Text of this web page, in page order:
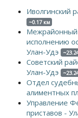
Иволгинский
~0.17 км
Межрайонный
исполнению
Улан-Удэ
Советский
Улан-Удэ
Отдел
алиментных
Управление
приставов -